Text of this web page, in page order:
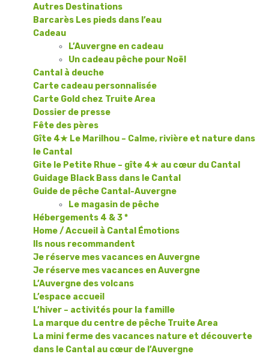
Autres Destinations
Barcarès Les pieds dans l’eau
Cadeau
L’Auvergne en cadeau
Un cadeau pêche pour Noël
Cantal à deuche
Carte cadeau personnalisée
Carte Gold chez Truite Area
Dossier de presse
Fête des pères
Gîte 4★ Le Marilhou – Calme, rivière et nature dans
le Cantal
Gite le Petite Rhue – gîte 4★ au cœur du Cantal
Guidage Black Bass dans le Cantal
Guide de pêche Cantal-Auvergne
Le magasin de pêche
Hébergements 4 & 3 *
Home / Accueil à Cantal Émotions
Ils nous recommandent
Je réserve mes vacances en Auvergne
Je réserve mes vacances en Auvergne
L’Auvergne des volcans
L’espace accueil
L’hiver – activités pour la famille
La marque du centre de pêche Truite Area
La mini ferme des vacances nature et découverte
dans le Cantal au cœur de l’Auvergne